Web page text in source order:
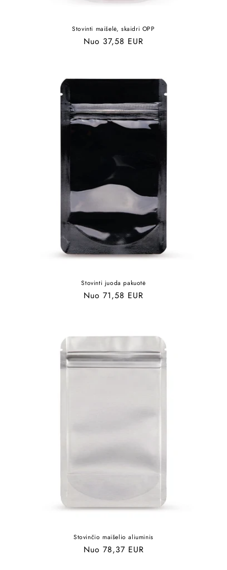
Stovinti maišelė, skaidri OPP
Įprasta
Nuo 37,58 EUR
Stovinti juoda pakuotė
Įprasta
Nuo 71,58 EUR
Stovinčio maišelio aliuminis
Įprasta
Nuo 78,37 EUR